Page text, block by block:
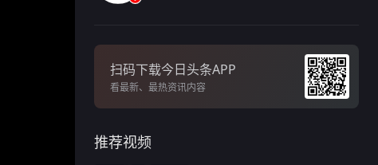
扫码下载今日头条APP
看最新、最热资讯内容
推荐视频